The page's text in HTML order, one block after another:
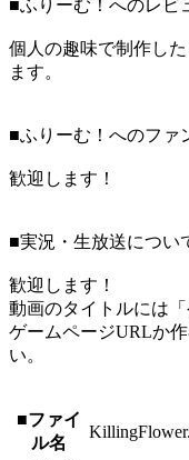
■ふりーむ！へのレビ
個人の趣味で制作し
ます。
■ふりーむ！へのファ
歓迎します！
■実況・生放送につい
歓迎します！
動画のタイトルには
ゲームページURLか
い。
■ファイ
ル名